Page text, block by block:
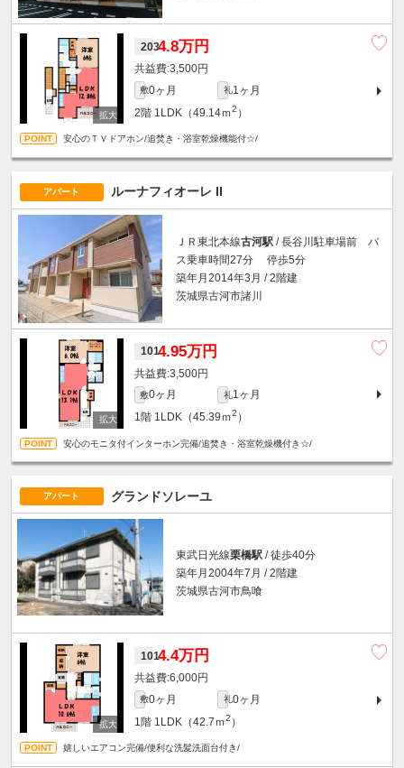
2034.8万円
3,500円
敷0ヶ月 礼1ヶ月
2階 1LDK（49.14ｍ2 ）
安心のＴＶドアホン/追焚き・浴室乾燥機能付☆/
アパート ルーナフィオーレ II
ＪＲ東北本線古河駅 / 長谷川駐車場前 バ
ス乗車時間27分 停歩5分
築年月2014年3月 / 2階建
茨城県古河市諸川
1014.95万円
3,500円
敷0ヶ月 礼1ヶ月
1階 1LDK（45.39ｍ2 ）
安心のモニタ付インターホン完備/追焚き・浴室乾燥機付き☆/
アパート グランドソレーユ
東武日光線栗橋駅 / 徒歩40分
築年月2004年7月 / 2階建
茨城県古河市鳥喰
1014.4万円
6,000円
敷0ヶ月 礼0ヶ月
1階 1LDK（42.7ｍ2 ）
嬉しいエアコン完備/便利な洗髪洗面台付き/